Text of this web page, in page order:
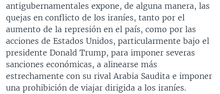
antigubernamentales expone, de alguna manera, las
quejas en conflicto de los iraníes, tanto por el
aumento de la represión en el país, como por las
acciones de Estados Unidos, particularmente bajo el
presidente Donald Trump, para imponer severas
sanciones económicas, a alinearse más
estrechamente con su rival Arabia Saudita e imponer
una prohibición de viajar dirigida a los iraníes.